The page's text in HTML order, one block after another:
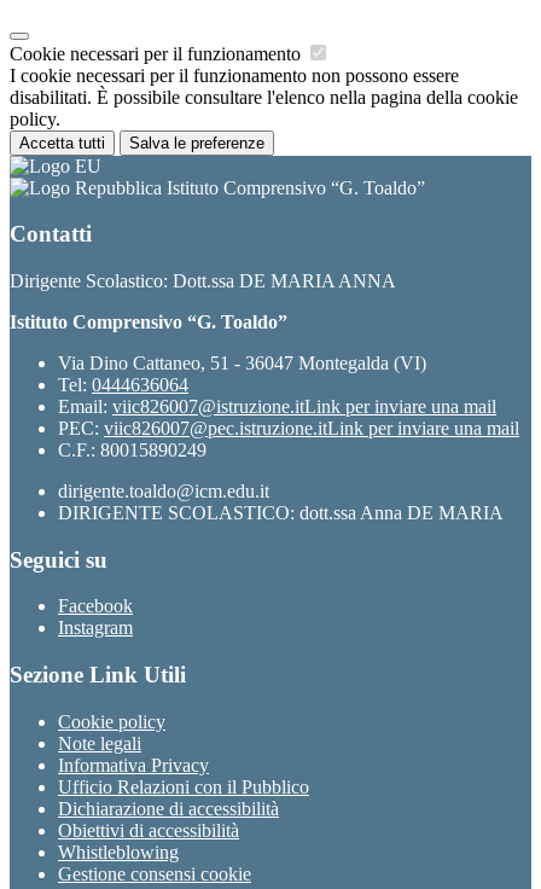
Cookie necessari per il funzionamento
I cookie necessari per il funzionamento non possono essere
disabilitati. È possibile consultare l'elenco nella pagina della cookie
policy.
Accetta tutti Salva le preferenze
Istituto Comprensivo “G. Toaldo”
Contatti
Dirigente Scolastico: Dott.ssa DE MARIA ANNA
Istituto Comprensivo “G. Toaldo”
Via Dino Cattaneo, 51 - 36047 Montegalda (VI)
Tel: 0444636064
Email: viic826007@istruzione.itLink per inviare una mail
PEC: viic826007@pec.istruzione.itLink per inviare una mail
C.F.: 80015890249
dirigente.toaldo@icm.edu.it
DIRIGENTE SCOLASTICO: dott.ssa Anna DE MARIA
Seguici su
Facebook
Instagram
Sezione Link Utili
Cookie policy
Note legali
Informativa Privacy
Ufficio Relazioni con il Pubblico
Dichiarazione di accessibilità
Obiettivi di accessibilità
Whistleblowing
Gestione consensi cookie